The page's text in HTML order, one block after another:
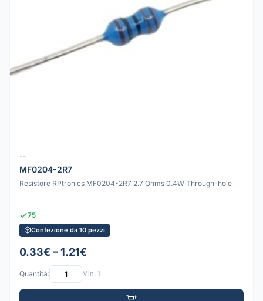
--
MF0204-2R7
Resistore RPtronics MF0204-2R7 2.7 Ohms 0.4W Through-hole
75
Confezione da 10 pezzi
0.33€ – 1.21€
Quantità: Min: 1